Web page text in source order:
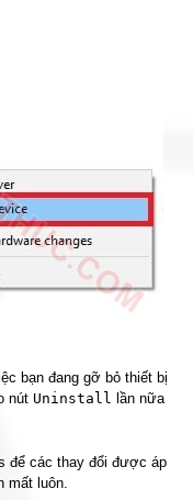
bạn đang gỡ bỏ thiết bị
nút Uninstall
lần nữa
để các thay đổi được áp
mất luôn.